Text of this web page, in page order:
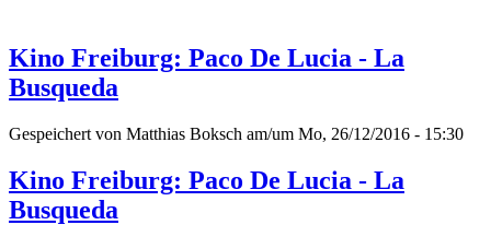
Kino Freiburg: Paco De Lucia - La
Busqueda
Gespeichert von Matthias Boksch am/um Mo, 26/12/2016 - 15:30
Kino Freiburg: Paco De Lucia - La
Busqueda